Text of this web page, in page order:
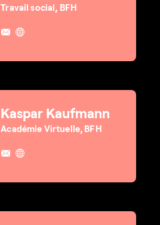
Travail social, BFH
Kaspar Kaufmann
Académie Virtuelle, BFH